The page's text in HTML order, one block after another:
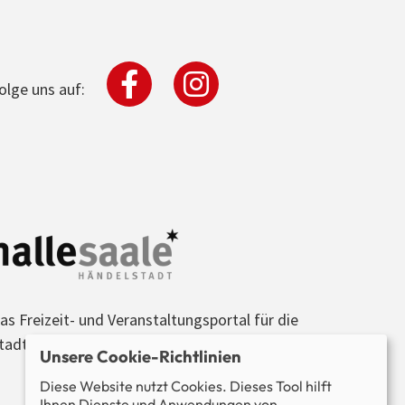
uns auf:
Freizeit- und Veranstaltungsportal für die
Halle (Saale) und die Region.
Unsere Cookie-Richtlinien
Diese Website nutzt Cookies. Dieses Tool hilft